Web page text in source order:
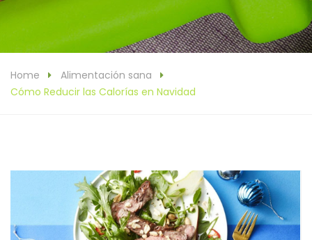
Home
Alimentación sana
Cómo Reducir las Calorías en Navidad